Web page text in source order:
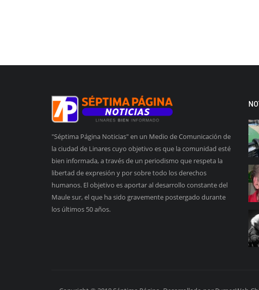
"Séptima Página Noticias" en un Medio de Comunicación de
la ciudad de Linares cuyo objetivo es que la comunidad esté
bien informada, a través de un periodismo que respeta la
libertad de expresión y por sobre todo los derechos
humanos. El objetivo es aportar al desarrollo constante del
Maule sur, el que ha sido gravemente postergado durante
los últimos 50 años.